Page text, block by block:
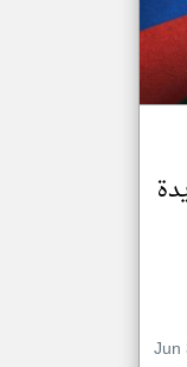
مدار الساعة
والمباشرة
Jun